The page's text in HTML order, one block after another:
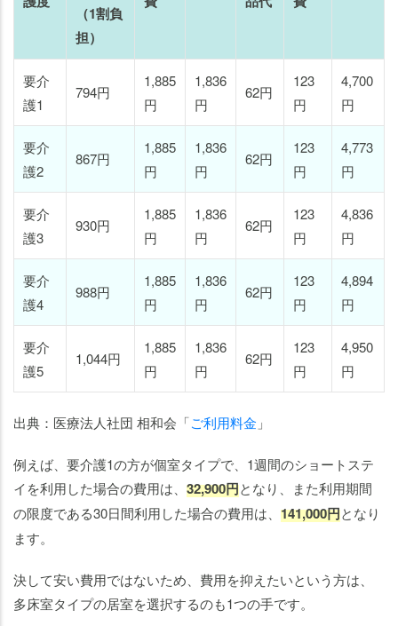
（1割負
担）
要介
護1
794円
1,885
円
1,836
円
62円
123
円
4,700
円
要介
護2
867円
1,885
円
1,836
円
62円
123
円
4,773
円
要介
護3
930円
1,885
円
1,836
円
62円
123
円
4,836
円
要介
護4
988円
1,885
円
1,836
円
62円
123
円
4,894
円
要介
護5
1,044円
1,885
円
1,836
円
62円
123
円
4,950
円
出典：医療法人社団 相和会「ご利用料金 」
例えば、要介護1の方が個室タイプで、1週間のショートステ
イを利用した場合の費用は、 32,900円となり、また利用期間
の限度である30日間利用した場合の費用は、 141,000円となり
ます。
決して安い費用ではないため、費用を抑えたいという方は、
多床室タイプの居室を選択するのも1つの手です。